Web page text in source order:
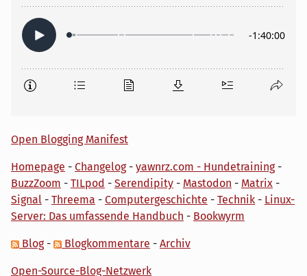
Open Blogging Manifest
Homepage - Changelog- yawnrz.com - Hundetraining-
BuzzZoom - TILpod - Serendipity - Mastodon - Matrix -
Signal - Threema - Computergeschichte - Technik - Linux-
Server: Das umfassende Handbuch - Bookwyrm
Blog- Blogkommentare - Archiv
Open-Source-Blog-Netzwerk